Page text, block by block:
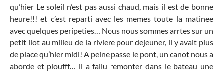
qu’hier Le soleil n’est pas aussi chaud, mais il est de bonne
heure!!! et c’est reparti avec les memes toute la matinee
avec quelques peripeties… Nous nous sommes arrtes sur un
petit ilot au milieu de la riviere pour dejeuner, il y avait plus
de place qu’hier midi! A peine passe le pont, un canot nous a
aborde et ploufff… il a fallu remonter dans le bateau une